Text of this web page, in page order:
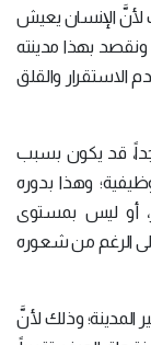
لأنَّ الإنسان يعيش
بهذا مدينته
الاستقرار والقلق
قد يكون بسبب
وهذا بدوره
أو ليس بمستوى
الرغم من شعوره
المدينة؛ وذلك لأنَّ